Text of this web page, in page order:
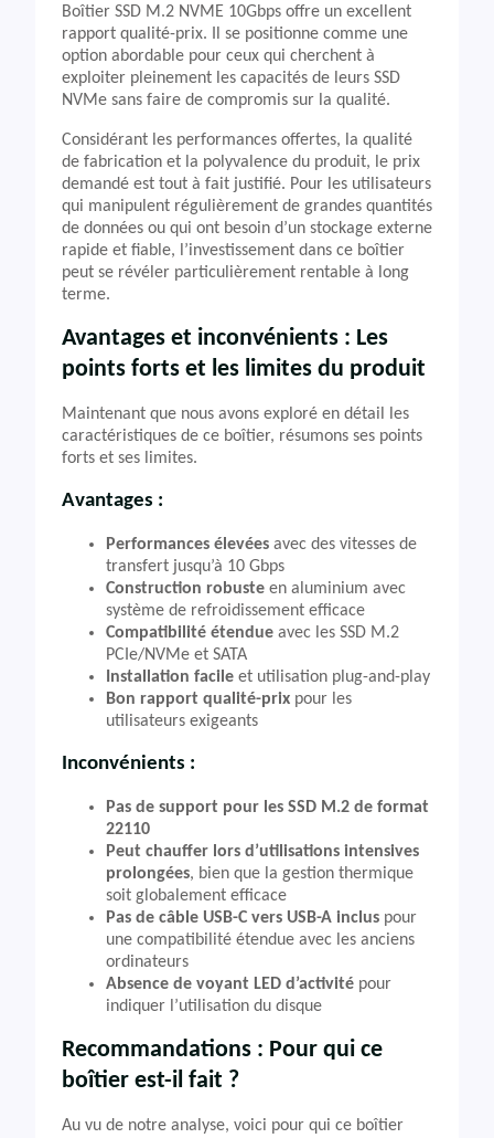
Boîtier SSD M.2 NVME 10Gbps offre un excellent
rapport qualité-prix. Il se positionne comme une
option abordable pour ceux qui cherchent à
exploiter pleinement les capacités de leurs SSD
NVMe sans faire de compromis sur la qualité.
Considérant les performances offertes, la qualité
de fabrication et la polyvalence du produit, le prix
demandé est tout à fait justifié. Pour les utilisateurs
qui manipulent régulièrement de grandes quantités
de données ou qui ont besoin d’un stockage externe
rapide et fiable, l’investissement dans ce boîtier
peut se révéler particulièrement rentable à long
terme.
Avantages et inconvénients : Les
points forts et les limites du produit
Maintenant que nous avons exploré en détail les
caractéristiques de ce boîtier, résumons ses points
forts et ses limites.
Avantages :
Performances élevées avec des vitesses de
transfert jusqu’à 10 Gbps
Construction robuste en aluminium avec
système de refroidissement efficace
Compatibilité étendue avec les SSD M.2
PCIe/NVMe et SATA
Installation facile et utilisation plug-and-play
Bon rapport qualité-prix pour les
utilisateurs exigeants
Inconvénients :
Pas de support pour les SSD M.2 de format
22110
Peut chauffer lors d’utilisations intensives
prolongées, bien que la gestion thermique
soit globalement efficace
Pas de câble USB-C vers USB-A inclus pour
une compatibilité étendue avec les anciens
ordinateurs
Absence de voyant LED d’activité pour
indiquer l’utilisation du disque
Recommandations : Pour qui ce
boîtier est-il fait ?
Au vu de notre analyse, voici pour qui ce boîtier